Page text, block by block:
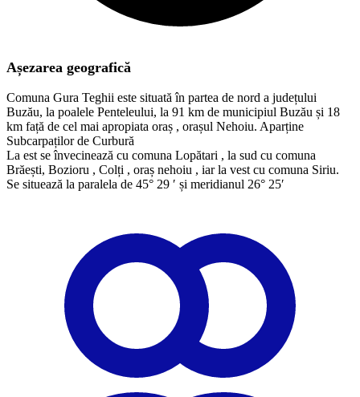
Așezarea geografică
Comuna Gura Teghii este situată în partea de nord a județului
Buzău, la poalele Penteleului, la 91 km de municipiul Buzău și 18
km față de cel mai apropiata oraș , orașul Nehoiu. Aparține
Subcarpaților de Curbură
​La est se învecinează cu comuna Lopătari , la sud cu comuna
Brăești, Bozioru , Colți , oraș nehoiu , iar la vest cu comuna Siriu.
Se situează la paralela de 45° 29 ′ și meridianul 26° 25′